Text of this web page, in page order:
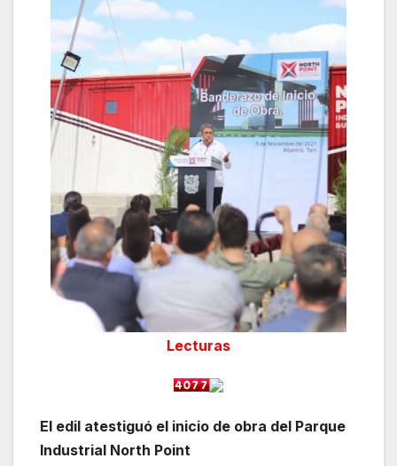
Lecturas
El edil atestiguó el inicio de obra del Parque
Industrial North Point